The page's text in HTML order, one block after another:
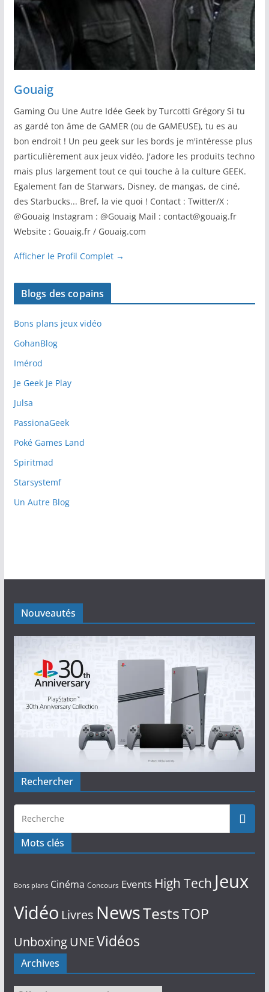
Gouaig
Gaming Ou Une Autre Idée Geek by Turcotti Grégory Si tu
as gardé ton âme de GAMER (ou de GAMEUSE), tu es au
bon endroit ! Un peu geek sur les bords je m'intéresse plus
particulièrement aux jeux vidéo. J'adore les produits techno
mais plus largement tout ce qui touche à la culture GEEK.
Egalement fan de Starwars, Disney, de mangas, de ciné,
des Starbucks... Bref, la vie quoi ! Contact : Twitter/X :
@Gouaig Instagram : @Gouaig Mail : contact@gouaig.fr
Website : Gouaig.fr / Gouaig.com
Afficher le Profil Complet →
Blogs des copains
Bons plans jeux vidéo
GohanBlog
Imérod
Je Geek Je Play
Julsa
PassionaGeek
Poké Games Land
Spiritmad
Starsystemf
Un Autre Blog
Nouveautés
Rechercher
Mots clés
Bons plans Cinéma Concours Events High Tech Jeux
Vidéo Livres NewsTestsTOP
UnboxingUNEVidéos
Archives